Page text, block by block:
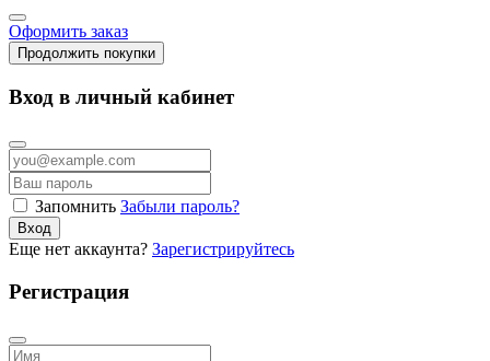
Оформить заказ
Продолжить покупки
Вход в личный кабинет
Запомнить Забыли пароль?
Вход
Еще нет аккаунта? Зарегистрируйтесь
Регистрация